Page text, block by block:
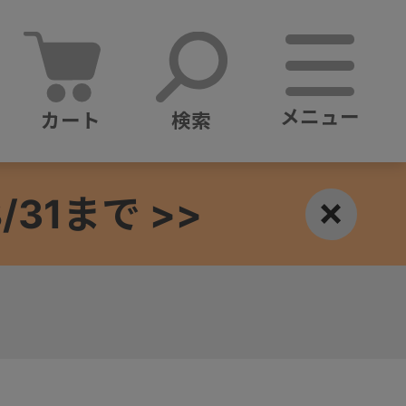
カート 検索 メニュー
31まで >>